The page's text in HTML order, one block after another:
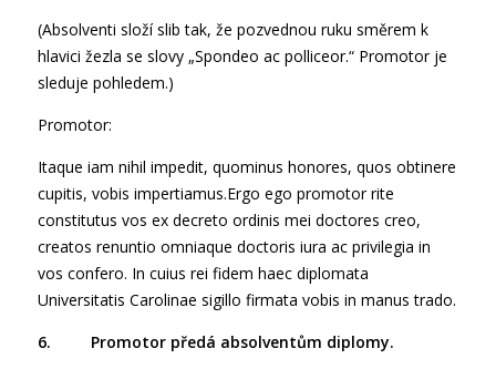
(Absolventi složí slib tak, že pozvednou ruku směrem k
hlavici žezla se slovy „Spondeo ac polliceor.“ Promotor je
sleduje pohledem.)
Promotor:
Itaque iam nihil impedit, quominus honores, quos obtinere
cupitis, vobis impertiamus.Ergo ego promotor rite
constitutus vos ex decreto ordinis mei doctores creo,
creatos renuntio omniaque doctoris iura ac privilegia in
vos confero. In cuius rei fidem haec diplomata
Universitatis Carolinae sigillo firmata vobis in manus trado.
6. Promotor předá absolventům diplomy.